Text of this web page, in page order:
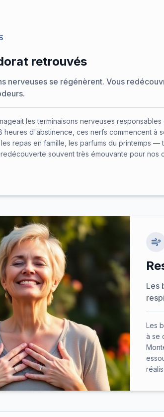
retrouvés
nerveuses se régénèrent. Vous
les terminaisons nerveuses
heures d'abstinence, ces nerfs commencent à
les repas en famille, les parfums du printemps —
souvent très émouvante pour nos
Les
Les
à se